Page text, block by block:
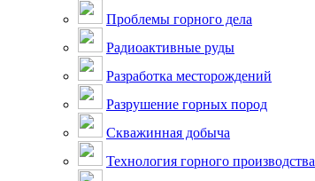
Проблемы горного дела
Радиоактивные руды
Разработка месторождений
Разрушение горных пород
Скважинная добыча
Технология горного производства